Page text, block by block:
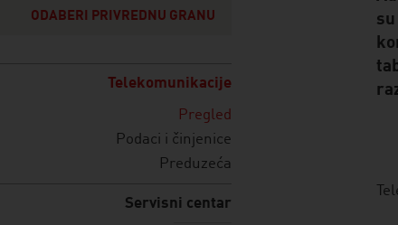
ODABERI PRIVREDNU GRANU
Telekomunikacije
Pregled
Podaci i činjenice
Preduzeća
Servisni centar